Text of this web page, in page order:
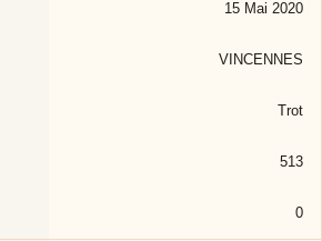
15 Mai 2020
VINCENNES
Trot
513
0